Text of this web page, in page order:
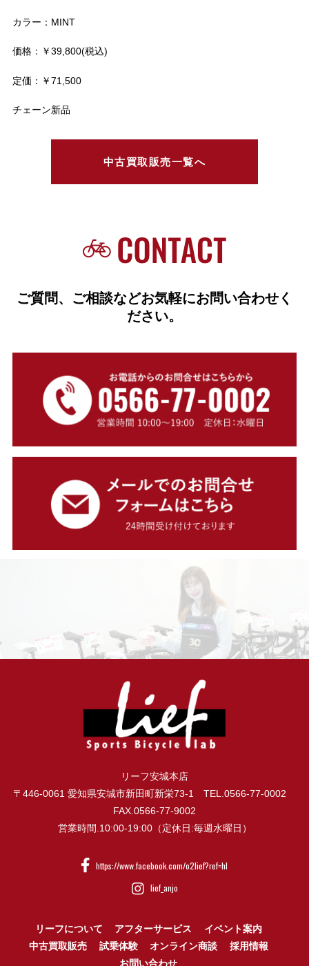
カラー：MINT
価格：￥39,800(税込)
定価：￥71,500
チェーン新品
中古買取販売一覧へ
ご質問、ご相談などお気軽にお問い合わせく
ださい。
リーフ安城本店
〒446-0061 愛知県安城市新田町新栄73-1 TEL.0566-77-0002
FAX.0566-77-9002
営業時間.10:00-19:00（定休日:毎週水曜日）
https://www.facebook.com/o2lief?ref=hl
lief_anjo
リーフについて アフターサービス
イベント案内
中古買取販売
試乗体験 オンライン商談
採用情報
お問い合わせ